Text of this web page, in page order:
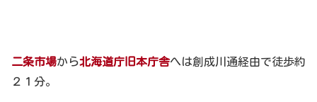
二条市場から北海道庁旧本庁舎へは創成川通経由で徒歩約
２１分。